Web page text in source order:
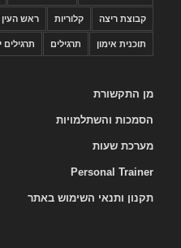
קבוצת ריצה קלוריות ראש העין
תוכנית אימון תרגילים תרגילים
מן התקשורת
הסמכות והשתלמויות
מערכת שעות
Personal Trainer
תקנון ותנאי השימוש באתר